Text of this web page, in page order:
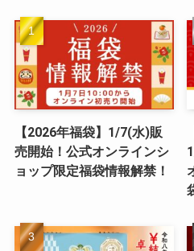
【2026年福袋】1/7(水)販
売開始！公式オンラインシ
ョップ限定福袋情報解禁！